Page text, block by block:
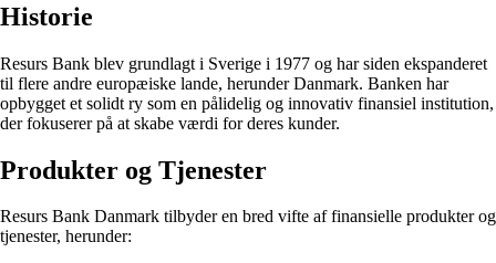
Historie
Resurs Bank blev grundlagt i Sverige i 1977 og har siden ekspanderet
til flere andre europæiske lande, herunder Danmark. Banken har
opbygget et solidt ry som en pålidelig og innovativ finansiel institution,
der fokuserer på at skabe værdi for deres kunder.
Produkter og Tjenester
Resurs Bank Danmark tilbyder en bred vifte af finansielle produkter og
tjenester, herunder: